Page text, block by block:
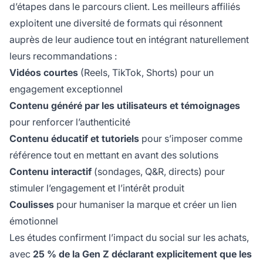
d’étapes dans le parcours client. Les meilleurs affiliés
exploitent une diversité de formats qui résonnent
auprès de leur audience tout en intégrant naturellement
leurs recommandations :
Vidéos courtes (Reels, TikTok, Shorts) pour un
engagement exceptionnel
Contenu généré par les utilisateurs et témoignages
pour renforcer l’authenticité
Contenu éducatif et tutoriels pour s’imposer comme
référence tout en mettant en avant des solutions
Contenu interactif (sondages, Q&R, directs) pour
stimuler l’engagement et l’intérêt produit
Coulisses pour humaniser la marque et créer un lien
émotionnel
Les études confirment l’impact du social sur les achats,
avec 25 % de la Gen Z déclarant explicitement que les